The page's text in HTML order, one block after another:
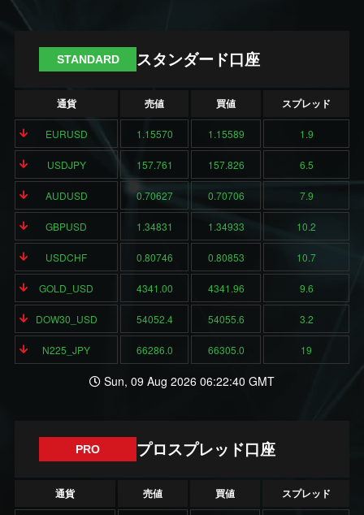
STANDARD スタンダード口座
通貨 売値 買値 スプレッド
EURUSD 1.15570 1.15589 1.9
USDJPY 157.761 157.826 6.5
AUDUSD 0.70627 0.70706 7.9
GBPUSD 1.34831 1.34933 10.2
USDCHF 0.80746 0.80853 10.7
GOLD_USD 4341.00 4341.96 9.6
DOW30_USD 54052.4 54055.6 3.2
N225_JPY 66286.0 66305.0 19
Sun, 09 Aug 2026 06:22:40 GMT
PRO プロスプレッド口座
通貨 売値 買値 スプレッド